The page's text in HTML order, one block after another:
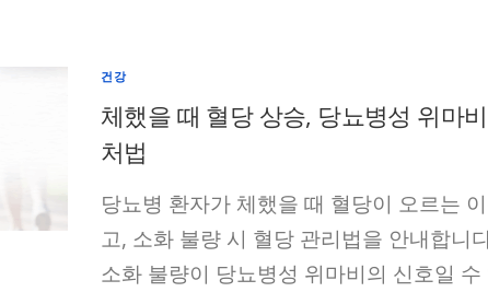
건강
체했을 때 혈당 상승, 당뇨병성 위마
처법
당뇨병 환자가 체했을 때 혈당이 오르는
고, 소화 불량 시 혈당 관리법을 안내합니
소화 불량이 당뇨병성 위마비의 신호일 수